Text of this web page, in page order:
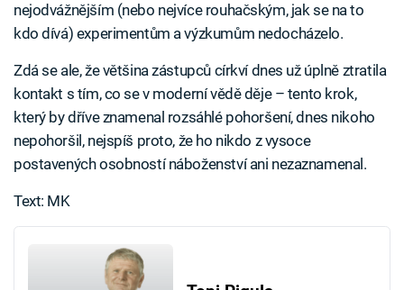
nejodvážnějším (nebo nejvíce rouhačským, jak se na to
kdo dívá) experimentům a výzkumům nedocházelo.
Zdá se ale, že většina zástupců církví dnes už úplně ztratila
kontakt s tím, co se v moderní vědě děje – tento krok,
který by dříve znamenal rozsáhlé pohoršení, dnes nikoho
nepohoršil, nejspíš proto, že ho nikdo z vysoce
postavených osobností náboženství ani nezaznamenal.
Text: MK